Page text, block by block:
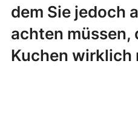
dem Sie jedoch
achten müssen,
Kuchen wirklich